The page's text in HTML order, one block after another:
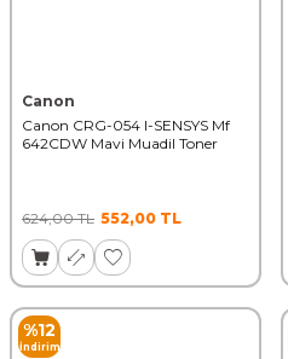
Canon
Canon CRG-054 I-SENSYS Mf
642CDW Mavi Muadil Toner
624,00TL 552,00 TL
%12
İndirim